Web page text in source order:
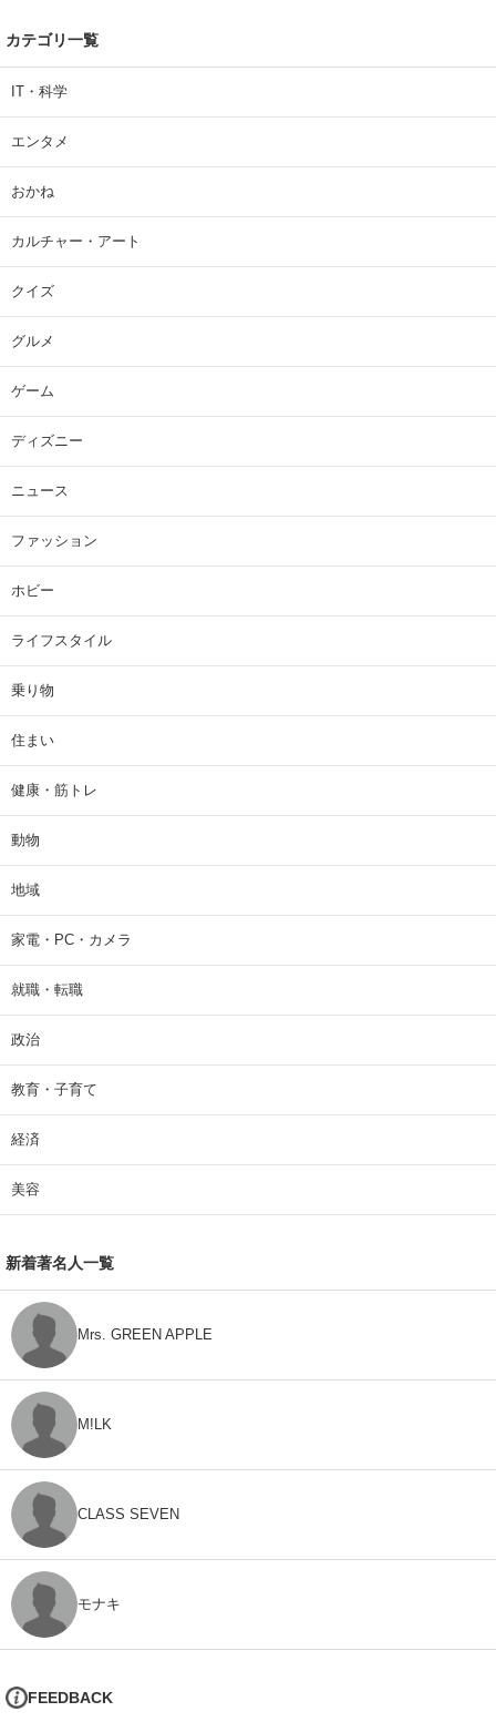
カテゴリ一覧
IT・科学
エンタメ
おかね
カルチャー・アート
クイズ
グルメ
ゲーム
ディズニー
ニュース
ファッション
ホビー
ライフスタイル
乗り物
住まい
健康・筋トレ
動物
地域
家電・PC・カメラ
就職・転職
政治
教育・子育て
経済
美容
新着著名人一覧
Mrs. GREEN APPLE
M!LK
CLASS SEVEN
モナキ
FEEDBACK